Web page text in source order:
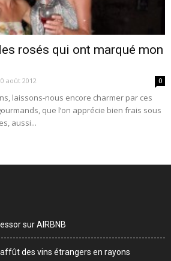
rosés qui ont marqué mon
août 2012 0
laissons-nous encore charmer par ces
que l’on apprécie bien frais sous
aussi...
sur AIRBNB
des vins étrangers en rayons